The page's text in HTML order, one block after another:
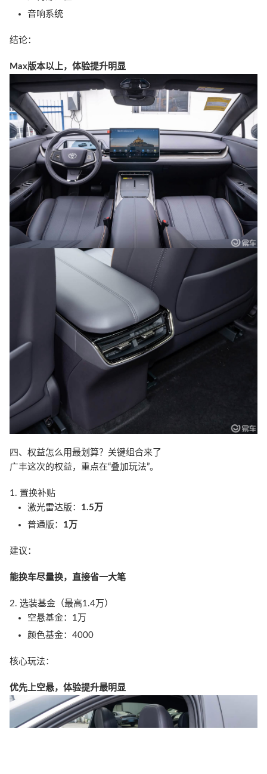
音响系统
结论：
Max版本以上，体验提升明显
四、权益怎么用最划算？关键组合来了
广丰这次的权益，重点在“叠加玩法”。
1. 置换补贴
激光雷达版： 1.5万
普通版： 1万
建议：
能换车尽量换，直接省一大笔
2. 选装基金（最高1.4万）
空悬基金：1万
颜色基金：4000
核心玩法：
优先上空悬，体验提升最明显